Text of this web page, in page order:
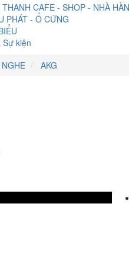
THANH CAFE - SHOP - NHÀ
PHÁT - Ổ CỨNG
Sự kiện
AKG